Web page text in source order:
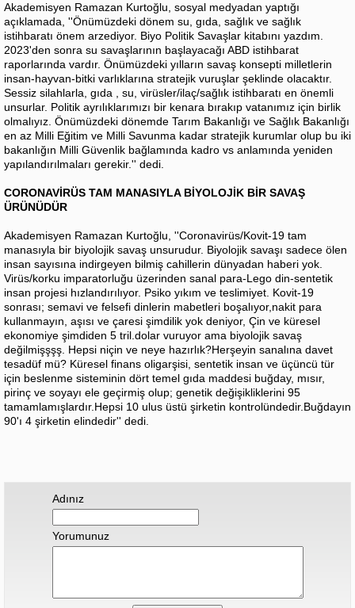
Akademisyen Ramazan Kurtoğlu, sosyal medyadan yaptığı
açıklamada, ''Önümüzdeki dönem su, gıda, sağlık ve sağlık
istihbaratı önem arzediyor. Biyo Politik Savaşlar kitabını yazdım.
2023'den sonra su savaşlarının başlayacağı ABD istihbarat
raporlarında vardır. Önümüzdeki yılların savaş konsepti milletlerin
insan-hayvan-bitki varlıklarına stratejik vuruşlar şeklinde olacaktır.
Sessiz silahlarla, gıda , su, virüsler/ilaç/sağlık istihbaratı en önemli
unsurlar. Politik ayrılıklarımızı bir kenara bırakıp vatanımız için birlik
olmalıyız. Önümüzdeki dönemde Tarım Bakanlığı ve Sağlık Bakanlığı
en az Milli Eğitim ve Milli Savunma kadar stratejik kurumlar olup bu iki
bakanlığın Milli Güvenlik bağlamında kadro vs anlamında yeniden
yapılandırılmaları gerekir.'' dedi.
CORONAVİRÜS TAM MANASIYLA BİYOLOJİK BİR SAVAŞ
ÜRÜNÜDÜR
Akademisyen Ramazan Kurtoğlu, ''Coronavirüs/Kovit-19 tam
manasıyla bir biyolojik savaş unsurudur. Biyolojik savaşı sadece ölen
insan sayısına indirgeyen bilmiş cahillerin dünyadan haberi yok.
Virüs/korku imparatorluğu üzerinden sanal para-Lego din-sentetik
insan projesi hızlandırılıyor. Psiko yıkım ve teslimiyet. Kovit-19
sonrası; semavi ve felsefi dinlerin mabetleri boşalıyor,nakit para
kullanmayın, aşısı ve çaresi şimdilik yok deniyor, Çin ve küresel
ekonomiye şimdiden 5 tril.dolar vuruyor ama biyolojik savaş
değilmişşşş. Hepsi niçin ve neye hazırlık?Herşeyin sanalına davet
tesadüf mü? Küresel finans oligarşisi, sentetik insan ve üçüncü tür
için beslenme sisteminin dört temel gıda maddesi buğday, mısır,
pirinç ve soyayı ele geçirmiş olup; genetik değişikliklerini 95
tamamlamışlardır.Hepsi 10 ulus üstü şirketin kontrolündedir.Buğdayın
90'ı 4 şirketin elindedir'' dedi.
Adınız
Yorumunuz